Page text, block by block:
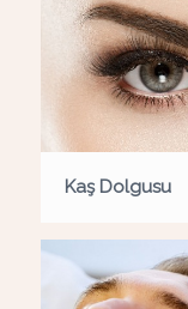
Kaş Dolgusu